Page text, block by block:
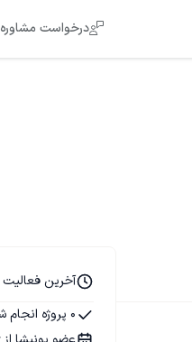
درخواست مشاوره
آخرین فعالیت 09 مهر 1404
0 پروژه انجام شده